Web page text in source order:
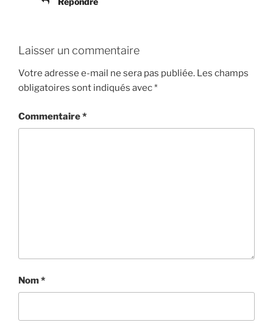
Laisser un commentaire
Votre adresse e-mail ne sera pas publiée. Les champs
obligatoires sont indiqués avec*
Commentaire*
Nom*